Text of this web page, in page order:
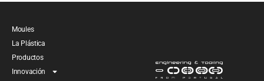
Moules
La Plástica
Productos
Innovación